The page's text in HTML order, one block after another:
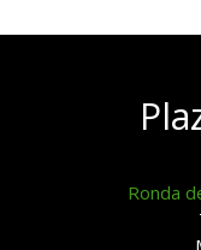
Ronda